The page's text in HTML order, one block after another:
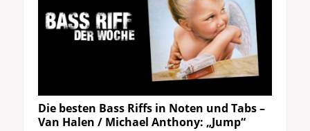
Die besten Bass Riffs in Noten und Tabs –
Van Halen / Michael Anthony: „Jump“